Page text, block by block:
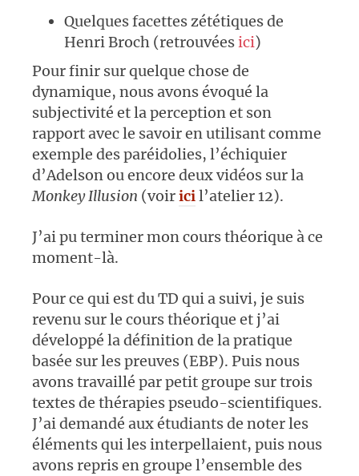
Quelques facettes zététiques de
Henri Broch (retrouvéesici)
Pour finir sur quelque chose de
dynamique, nous avons évoqué la
subjectivité et la perception et son
rapport avec le savoir en utilisant comme
exemple des paréidolies, l’échiquier
d’Adelson ou encore deux vidéos sur la
Monkey Illusion (voiricil’atelier 12).
J’ai pu terminer mon cours théorique à ce
moment-là.
Pour ce qui est du TD qui a suivi, je suis
revenu sur le cours théorique et j’ai
développé la définition de la pratique
basée sur les preuves (EBP). Puis nous
avons travaillé par petit groupe sur trois
textes de thérapies pseudo-scientifiques.
J’ai demandé aux étudiants de noter les
éléments qui les interpellaient, puis nous
avons repris en groupe l’ensemble des